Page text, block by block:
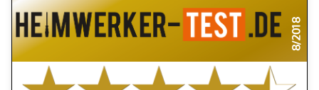
8/2018